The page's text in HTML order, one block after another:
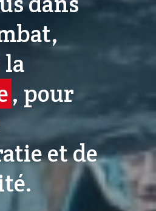
la
, pour
et de